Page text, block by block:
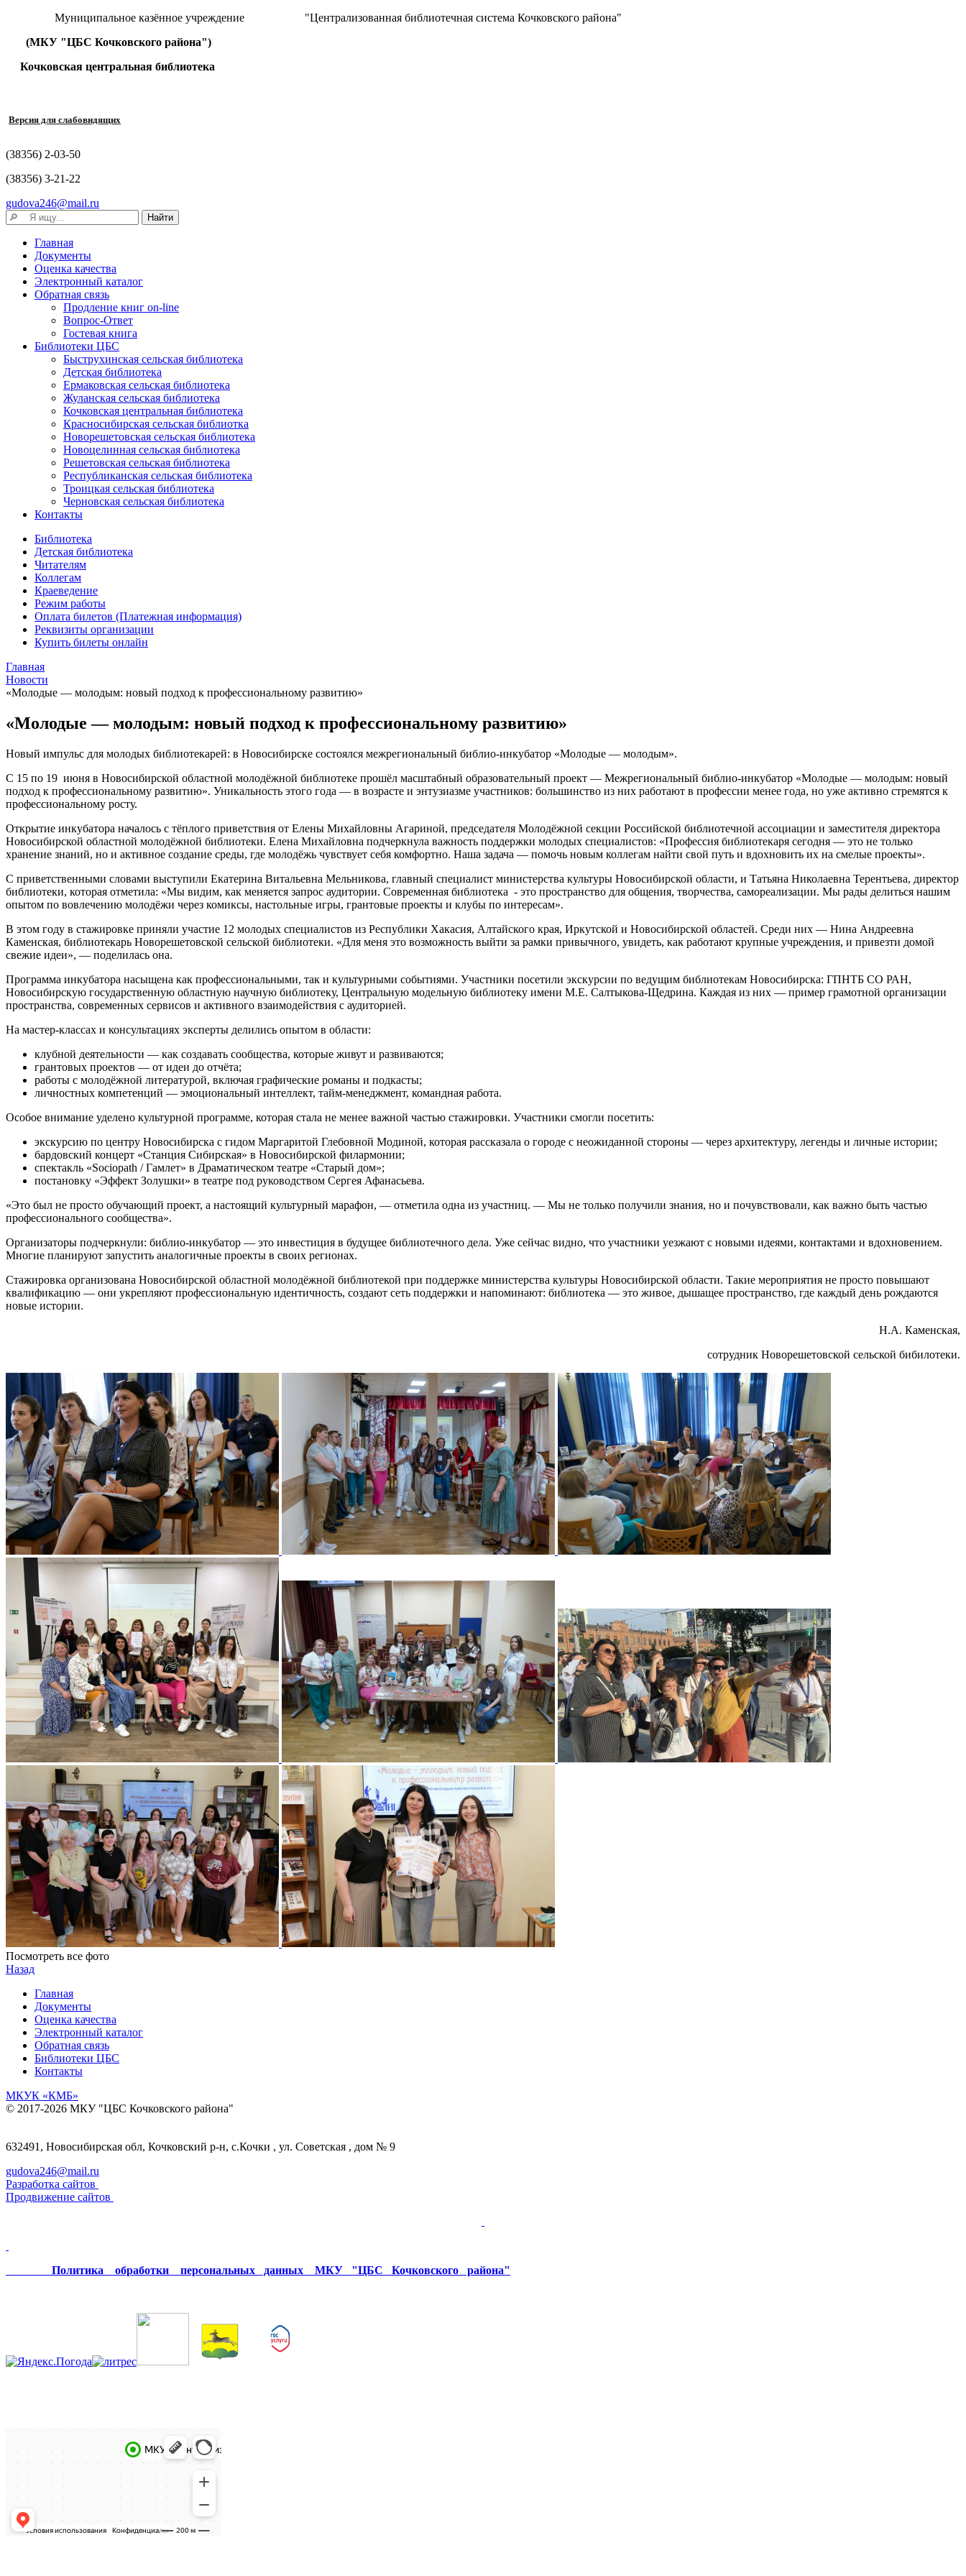
Муниципальное казённое учреждение "Централизованная библиотечная система Кочковского района"
(МКУ "ЦБС Кочковского района")
Кочковская центральная библиотека
Версия для слабовидящих
(38356) 2-03-50
(38356) 3-21-22
gudova246@mail.ru
Главная
Документы
Оценка качества
Электронный каталог
Обратная связь
Продление книг on-line
Вопрос-Ответ
Гостевая книга
Библиотеки ЦБС
Быструхинская сельская библиотека
Детская библиотека
Ермаковская сельская библиотека
Жуланская сельская библиотека
Кочковская центральная библиотека
Красносибирская сельская библиотка
Новорешетовская сельская библиотека
Новоцелинная сельская библиотека
Решетовская сельская библиотека
Республиканская сельская библиотека
Троицкая сельская библиотека
Черновская сельская библиотека
Контакты
Библиотека
Детская библиотека
Читателям
Коллегам
Краеведение
Режим работы
Оплата билетов (Платежная информация)
Реквизиты организации
Купить билеты онлайн
Главная
Новости
«Молодые — молодым: новый подход к профессиональному развитию»
«Молодые — молодым: новый подход к профессиональному развитию»
Новый импульс для молодых библиотекарей: в Новосибирске состоялся межрегиональный библио-инкубатор «Молодые — молодым».
С 15 по 19 июня в Новосибирской областной молодёжной библиотеке прошёл масштабный образовательный проект — Межрегиональный библио-инкубатор «Молодые — молодым: новый
подход к профессиональному развитию». Уникальность этого года — в возрасте и энтузиазме участников: большинство из них работают в профессии менее года, но уже активно стремятся к
профессиональному росту.
Открытие инкубатора началось с тёплого приветствия от Елены Михайловны Агариной, председателя Молодёжной секции Российской библиотечной ассоциации и заместителя директора
Новосибирской областной молодёжной библиотеки. Елена Михайловна подчеркнула важность поддержки молодых специалистов: «Профессия библиотекаря сегодня — это не только
хранение знаний, но и активное создание среды, где молодёжь чувствует себя комфортно. Наша задача — помочь новым коллегам найти свой путь и вдохновить их на смелые проекты».
С приветственными словами выступили Екатерина Витальевна Мельникова, главный специалист министерства культуры Новосибирской области, и Татьяна Николаевна Терентьева, директор
библиотеки, которая отметила: «Мы видим, как меняется запрос аудитории. Современная библиотека - это пространство для общения, творчества, самореализации. Мы рады делиться нашим
опытом по вовлечению молодёжи через комиксы, настольные игры, грантовые проекты и клубы по интересам».
В этом году в стажировке приняли участие 12 молодых специалистов из Республики Хакасия, Алтайского края, Иркутской и Новосибирской областей. Среди них — Нина Андреевна
Каменская, библиотекарь Новорешетовской сельской библиотеки. «Для меня это возможность выйти за рамки привычного, увидеть, как работают крупные учреждения, и привезти домой
свежие идеи», — поделилась она.
Программа инкубатора насыщена как профессиональными, так и культурными событиями. Участники посетили экскурсии по ведущим библиотекам Новосибирска: ГПНТБ СО РАН,
Новосибирскую государственную областную научную библиотеку, Центральную модельную библиотеку имени М.Е. Салтыкова-Щедрина. Каждая из них — пример грамотной организации
пространства, современных сервисов и активного взаимодействия с аудиторией.
На мастер-классах и консультациях эксперты делились опытом в области:
клубной деятельности — как создавать сообщества, которые живут и развиваются;
грантовых проектов — от идеи до отчёта;
работы с молодёжной литературой, включая графические романы и подкасты;
личностных компетенций — эмоциональный интеллект, тайм-менеджмент, командная работа.
Особое внимание уделено культурной программе, которая стала не менее важной частью стажировки. Участники смогли посетить:
экскурсию по центру Новосибирска с гидом Маргаритой Глебовной Модиной, которая рассказала о городе с неожиданной стороны — через архитектуру, легенды и личные истории;
бардовский концерт «Станция Сибирская» в Новосибирской филармонии;
спектакль «Sociopath / Гамлет» в Драматическом театре «Старый дом»;
постановку «Эффект Золушки» в театре под руководством Сергея Афанасьева.
«Это был не просто обучающий проект, а настоящий культурный марафон, — отметила одна из участниц. — Мы не только получили знания, но и почувствовали, как важно быть частью
профессионального сообщества».
Организаторы подчеркнули: библио-инкубатор — это инвестиция в будущее библиотечного дела. Уже сейчас видно, что участники уезжают с новыми идеями, контактами и вдохновением.
Многие планируют запустить аналогичные проекты в своих регионах.
Стажировка организована Новосибирской областной молодёжной библиотекой при поддержке министерства культуры Новосибирской области. Такие мероприятия не просто повышают
квалификацию — они укрепляют профессиональную идентичность, создают сеть поддержки и напоминают: библиотека — это живое, дышащее пространство, где каждый день рождаются
новые истории.
Н.А. Каменская,
сотрудник Новорешетовской сельской бибилотеки.
Посмотреть все фото
Назад
Главная
Документы
Оценка качества
Электронный каталог
Обратная связь
Библиотеки ЦБС
Контакты
МКУК «КМБ»
© 2017-2026 МКУ "ЦБС Кочковского района"
632491, Новосибирская обл, Кочковский р-н, с.Кочки , ул. Советская , дом № 9
gudova246@mail.ru
Разработка сайтов
Продвижение сайтов
Политика обработки персональных данных МКУ "ЦБС Кочковского района"